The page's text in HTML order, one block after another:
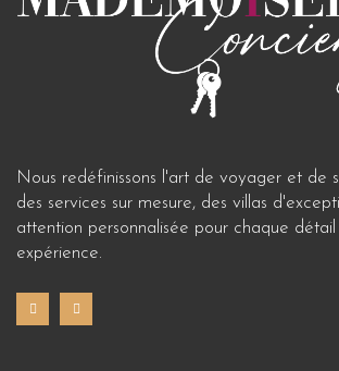
Nous redéfinissons l'art de voyager et de
des services sur mesure, des villas
attention personnalisée pour chaque
expérience.